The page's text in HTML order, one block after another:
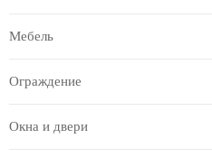
Мебель
Ограждение
Окна и двери